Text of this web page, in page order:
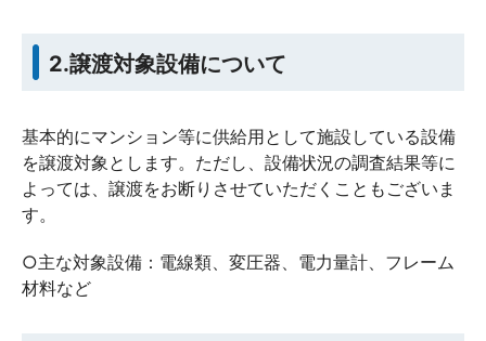
2.譲渡対象設備について
基本的にマンション等に供給用として施設している設備
を譲渡対象とします。ただし、設備状況の調査結果等に
よっては、譲渡をお断りさせていただくこともございま
す。
○主な対象設備：電線類、変圧器、電力量計、フレーム
材料など